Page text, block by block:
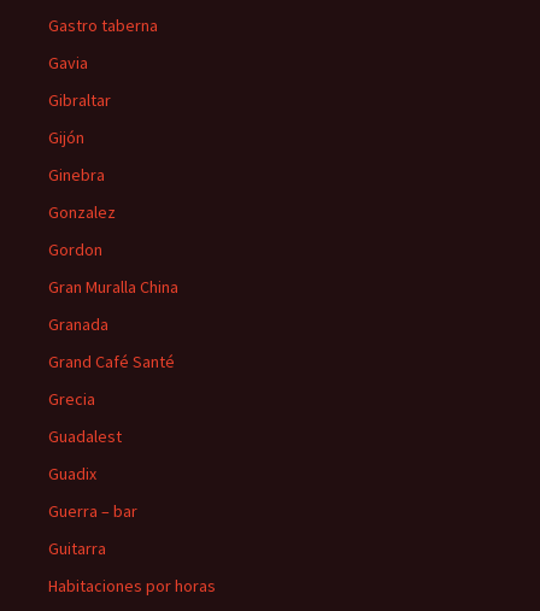
Gastro taberna
Gavia
Gibraltar
Gijón
Ginebra
Gonzalez
Gordon
Gran Muralla China
Granada
Grand Café Santé
Grecia
Guadalest
Guadix
Guerra – bar
Guitarra
Habitaciones por horas